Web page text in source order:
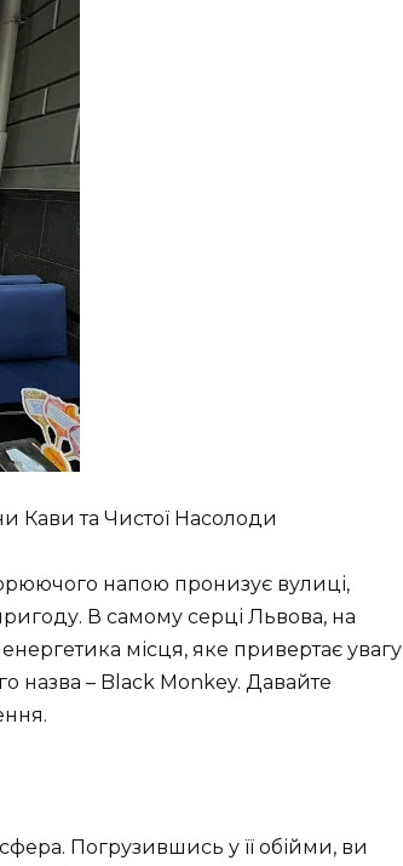
Кави та Чистої Насолоди
напою пронизує вулиці,
В самому серці Львова, на
місця, яке привертає увагу
назва – Black Monkey. Давайте
Погрузившись у її обійми, ви